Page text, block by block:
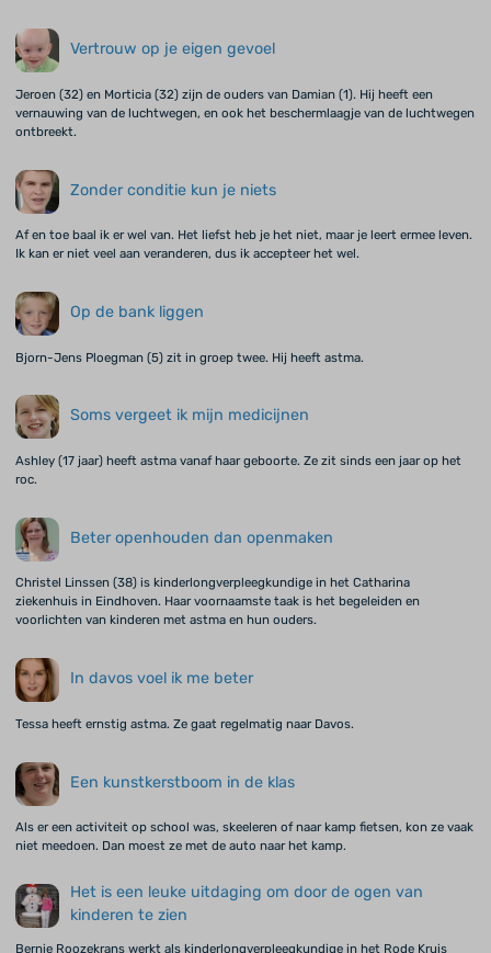
Vertrouw op je eigen gevoel
Jeroen (32) en Morticia (32) zijn de ouders van Damian (1). Hij heeft een
vernauwing van de luchtwegen, en ook het beschermlaagje van de luchtwegen
ontbreekt.
Zonder conditie kun je niets
Af en toe baal ik er wel van. Het liefst heb je het niet, maar je leert ermee leven.
Ik kan er niet veel aan veranderen, dus ik accepteer het wel.
Op de bank liggen
Bjorn-Jens Ploegman (5) zit in groep twee. Hij heeft astma.
Soms vergeet ik mijn medicijnen
Ashley (17 jaar) heeft astma vanaf haar geboorte. Ze zit sinds een jaar op het
roc.
Beter openhouden dan openmaken
Christel Linssen (38) is kinderlongverpleegkundige in het Catharina
ziekenhuis in Eindhoven. Haar voornaamste taak is het begeleiden en
voorlichten van kinderen met astma en hun ouders.
In davos voel ik me beter
Tessa heeft ernstig astma. Ze gaat regelmatig naar Davos.
Een kunstkerstboom in de klas
Als er een activiteit op school was, skeeleren of naar kamp fietsen, kon ze vaak
niet meedoen. Dan moest ze met de auto naar het kamp.
Het is een leuke uitdaging om door de ogen van
kinderen te zien
Bernie Roozekrans werkt als kinderlongverpleegkundige in het Rode Kruis